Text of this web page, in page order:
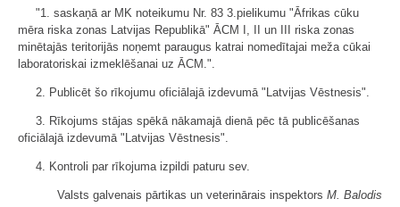
"1. saskaņā ar MK noteikumu Nr. 83 3.pielikumu "Āfrikas cūku
mēra riska zonas Latvijas Republikā" ĀCM I, II un III riska zonas
minētajās teritorijās noņemt paraugus katrai nomedītajai meža cūkai
laboratoriskai izmeklēšanai uz ĀCM.".
2. Publicēt šo rīkojumu oficiālajā izdevumā "Latvijas Vēstnesis".
3. Rīkojums stājas spēkā nākamajā dienā pēc tā publicēšanas
oficiālajā izdevumā "Latvijas Vēstnesis".
4. Kontroli par rīkojuma izpildi paturu sev.
Valsts galvenais pārtikas un veterinārais inspektors M. Balodis